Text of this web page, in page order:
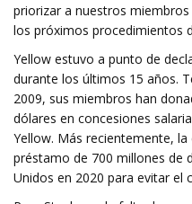
priorizar a nuestros
los próximos procedimientos
Yellow estuvo a punto de
durante los últimos 15 años.
2009, sus miembros han
dólares en concesiones
Yellow. Más recientemente,
préstamo de 700 millones de
Unidos en 2020 para evitar el